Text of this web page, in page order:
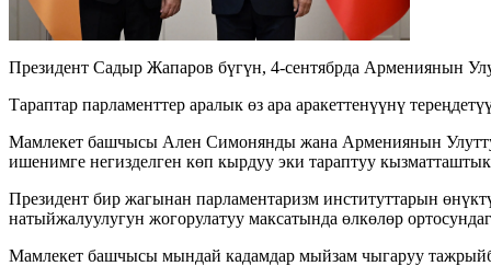
Президент Садыр Жапаров бүгүн, 4-сентябрда Армениянын
Тараптар парламенттер аралык өз ара аракеттенүүнү
Мамлекет башчысы Ален Симонянды жана Армениянын
ишенимге негизделген көп кырдуу эки тараптуу
Президент бир жагынан парламентаризм институттарын
натыйжалуулугун жогорулатуу максатында өлкөлөр
Мамлекет башчысы мындай кадамдар мыйзам чыгаруу